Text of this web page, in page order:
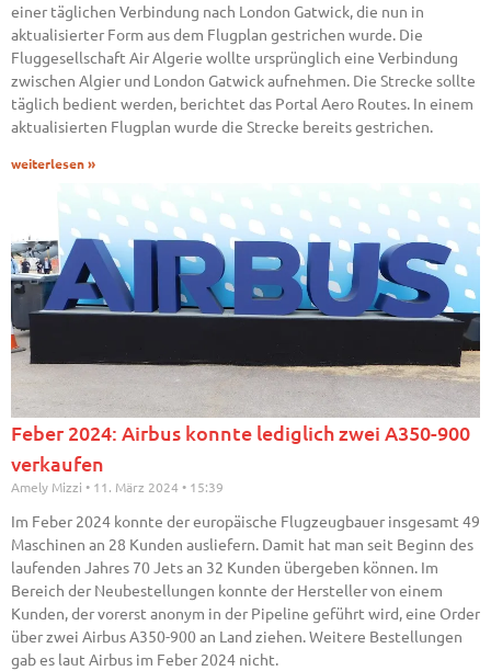
einer täglichen Verbindung nach London Gatwick, die nun in
aktualisierter Form aus dem Flugplan gestrichen wurde. Die
Fluggesellschaft Air Algerie wollte ursprünglich eine Verbindung
zwischen Algier und London Gatwick aufnehmen. Die Strecke sollte
täglich bedient werden, berichtet das Portal Aero Routes. In einem
aktualisierten Flugplan wurde die Strecke bereits gestrichen.
weiterlesen »
Feber 2024: Airbus konnte lediglich zwei A350-900
verkaufen
Amely Mizzi 11. März 2024 15:39
Im Feber 2024 konnte der europäische Flugzeugbauer insgesamt 49
Maschinen an 28 Kunden ausliefern. Damit hat man seit Beginn des
laufenden Jahres 70 Jets an 32 Kunden übergeben können. Im
Bereich der Neubestellungen konnte der Hersteller von einem
Kunden, der vorerst anonym in der Pipeline geführt wird, eine Order
über zwei Airbus A350-900 an Land ziehen. Weitere Bestellungen
gab es laut Airbus im Feber 2024 nicht.